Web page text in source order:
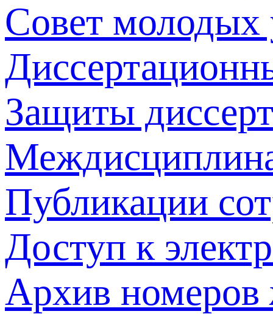
Совет молодых
Защиты
Публикации
Доступ к
Архив номеров